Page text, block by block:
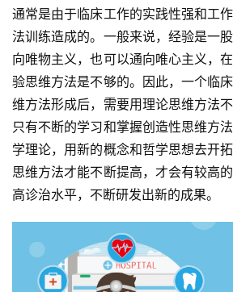
通常是由于临床工作的实践性强和工
法训练造成的。一般来说，经验是一
向唯物主义，也可以通向唯心主义，
验思维方法是不够的。因此，一个临
维方法形成后，需要用理论思维方法
只有不断的学习和掌握创造性思维方
学理论，用新的概念和哲学思想去开
思维方法才能不断提高，才会有较高
高诊治水平，不断研发出新的成果。